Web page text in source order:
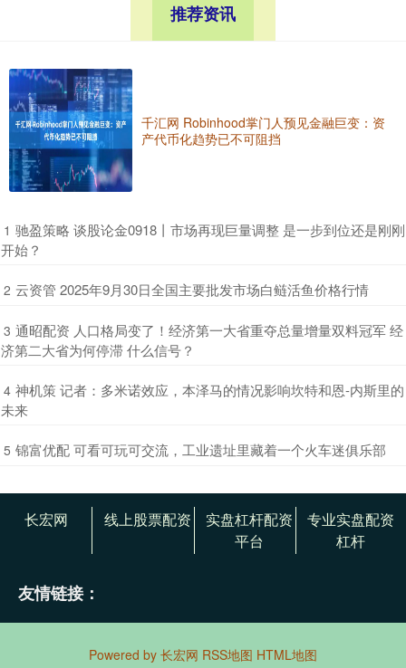
推荐资讯
千汇网 Robinhood掌门人预见金融巨变：资
产代币化趋势已不可阻挡
1 ​驰盈策略 谈股论金0918丨市场再现巨量调整 是一步到位还是刚刚
开始？
2 ​云资管 2025年9月30日全国主要批发市场白鲢活鱼价格行情
3 ​通昭配资 人口格局变了！经济第一大省重夺总量增量双料冠军 经
济第二大省为何停滞 什么信号？
4 ​神机策 记者：多米诺效应，本泽马的情况影响坎特和恩-内斯里的
未来
5 ​锦富优配 可看可玩可交流，工业遗址里藏着一个火车迷俱乐部
长宏网 线上股票配资
实盘杠杆配资
平台
专业实盘配资
杠杆
友情链接：
Powered by 长宏网 RSS地图 HTML地图